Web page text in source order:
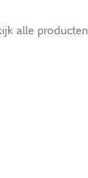
alle producten